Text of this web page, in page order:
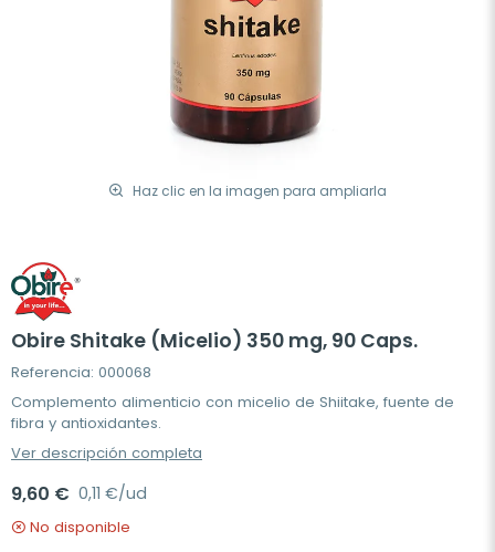
Haz clic en la imagen para ampliarla
Obire Shitake (Micelio) 350 mg, 90 Caps.
Referencia: 000068
Complemento alimenticio con micelio de Shiitake, fuente de
fibra y antioxidantes.
Ver descripción completa
9,60 € 0,11 €/ud
No disponible